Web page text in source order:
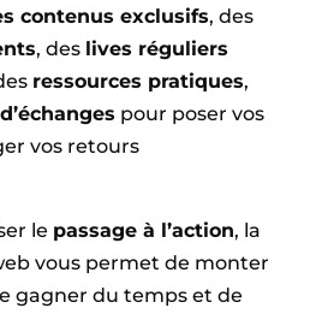
contenus exclusifs, des
, des lives réguliers
ressources pratiques,
pour poser vos
vos retours
le passage à l’action, la
vous permet de monter
gagner du temps et de